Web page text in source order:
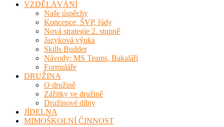
VZDĚLÁVÁNÍ
Naše úspěchy
Koncepce, ŠVP, řády
Nová strategie 2. stupně
Jazyková výuka
Skills Builder
Návody: MS Teams, Bakaláři
Formuláře
DRUŽINA
O družině
Zážitky ve družině
Družinové dílny
JÍDELNA
MIMOŠKOLNÍ ČINNOST